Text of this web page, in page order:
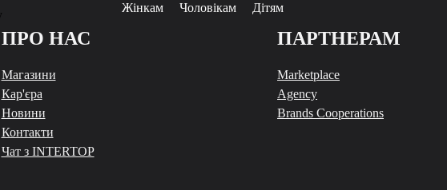
Жінкам Чоловікам Дітям
ПРО НАС
Магазини
Кар'єра
Новини
Контакти
Чат з INTERTOP
ПАРТНЕРАМ
Marketplace
Agency
Brands Cooperations